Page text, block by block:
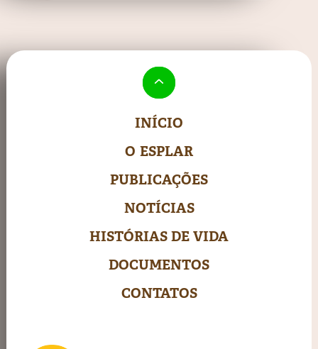
INÍCIO
O ESPLAR
PUBLICAÇÕES
NOTÍCIAS
HISTÓRIAS DE VIDA
DOCUMENTOS
CONTATOS